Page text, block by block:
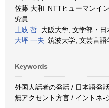
佐藤 大和 NTTヒューマンイ
究員
土岐 哲 大阪大学, 文学部・
大坪 一夫 筑波大学, 文芸言
Keywords
外国人話者の発話 / 日本語発
無アクセント方言 / イントネ-